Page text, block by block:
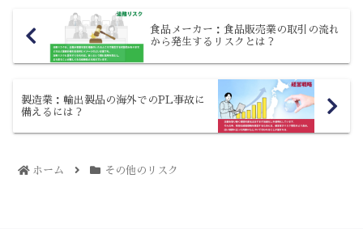
食品メーカー：食品販売業の取引の流れ
から発生するリスクとは？
製造業：輸出製品の海外でのPL事故に
備えるには？
ホーム その他のリスク